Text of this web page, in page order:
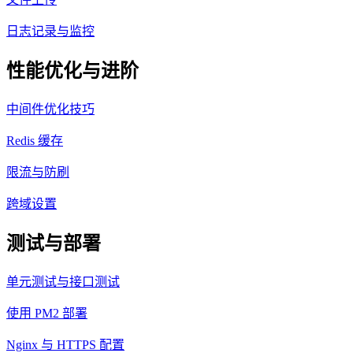
日志记录与监控
性能优化与进阶
中间件优化技巧
Redis 缓存
限流与防刷
跨域设置
测试与部署
单元测试与接口测试
使用 PM2 部署
Nginx 与 HTTPS 配置